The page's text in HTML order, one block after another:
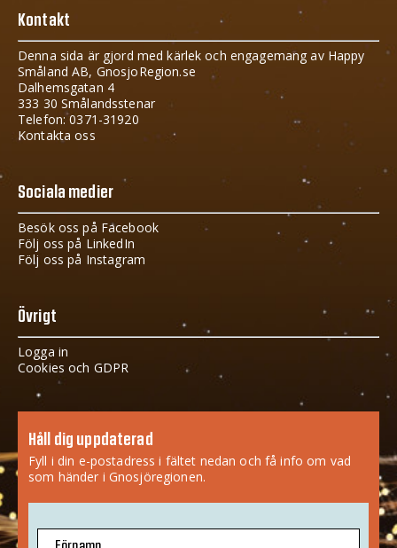
Kontakt
Denna sida är gjord med kärlek och engagemang av Happy
Småland AB, GnosjoRegion.se
Dalhemsgatan 4
333 30 Smålandsstenar
Telefon: 0371-31920
Kontakta oss
Sociala medier
Besök oss på Facebook
Följ oss på LinkedIn
Följ oss på Instagram
Övrigt
Logga in
Cookies och GDPR
Håll dig uppdaterad
Fyll i din e-postadress i fältet nedan och få info om vad
som händer i Gnosjöregionen.